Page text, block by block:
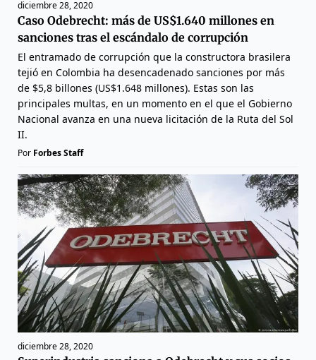
diciembre 28, 2020
Caso Odebrecht: más de US$1.640 millones en
sanciones tras el escándalo de corrupción
El entramado de corrupción que la constructora brasilera
tejió en Colombia ha desencadenado sanciones por más
de $5,8 billones (US$1.648 millones). Estas son las
principales multas, en un momento en el que el Gobierno
Nacional avanza en una nueva licitación de la Ruta del Sol
II.
Por Forbes Staff
diciembre 28, 2020